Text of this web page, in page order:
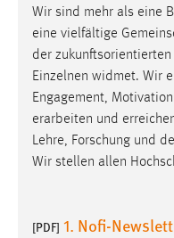
Wir sind mehr als eine
eine vielfältige
der
Einzelnen widmet. Wir
Engagement,
erarbeiten und
Lehre, Forschung und
Wir stellen allen
[PDF] 1. Nofi-